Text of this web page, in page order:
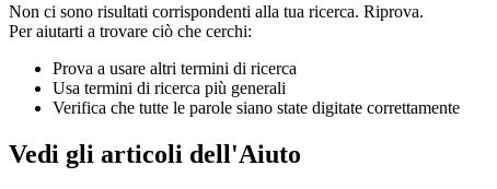
Non ci sono risultati corrispondenti alla tua ricerca. Riprova.
Per aiutarti a trovare ciò che cerchi:
Prova a usare altri termini di ricerca
Usa termini di ricerca più generali
Verifica che tutte le parole siano state digitate correttamente
Vedi gli articoli dell'Aiuto